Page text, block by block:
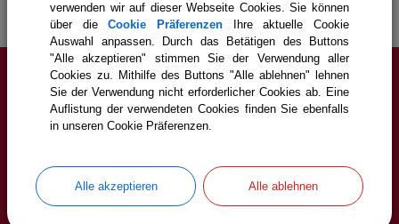
Service
Erklärung zur Barrierefreiheit
verwenden wir auf dieser Webseite Cookies. Sie können
über dieCookie Präferenzen Ihre aktuelle Cookie
Auswahl anpassen. Durch das Betätigen des Buttons
"Alle akzeptieren" stimmen Sie der Verwendung aller
Cookies zu. Mithilfe des Buttons "Alle ablehnen" lehnen
Sie der Verwendung nicht erforderlicher Cookies ab. Eine
Auflistung der verwendeten Cookies finden Sie ebenfalls
in unseren Cookie Präferenzen.
Alle akzeptieren Alle ablehnen